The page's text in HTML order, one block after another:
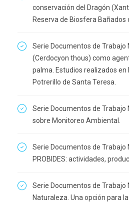
conservación del Dragón
Reserva de Biosfera Bañados
Serie Documentos de Trabajo
(Cerdocyon thous) como
palma. Estudios realizados en
Potrerillo de Santa Teresa.
Serie Documentos de Trabajo
sobre Monitoreo Ambiental.
Serie Documentos de Trabajo
PROBIDES: actividades,
Serie Documentos de Trabajo
Naturaleza. Una opción para